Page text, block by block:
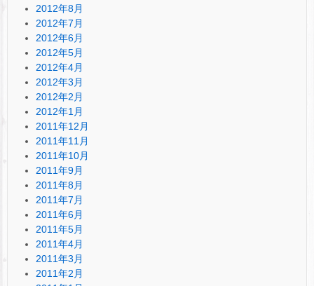
2012年8月
2012年7月
2012年6月
2012年5月
2012年4月
2012年3月
2012年2月
2012年1月
2011年12月
2011年11月
2011年10月
2011年9月
2011年8月
2011年7月
2011年6月
2011年5月
2011年4月
2011年3月
2011年2月